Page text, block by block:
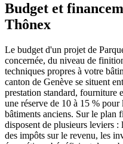
Budget et
Thônex
Le budget d'un projet de
concernée, du niveau de
techniques propres à votre
canton de Genève se situent
prestation standard, fourniture
une réserve de 10 à 15 %
bâtiments anciens. Sur le plan
disposent de plusieurs leviers
des impôts sur le revenu, les